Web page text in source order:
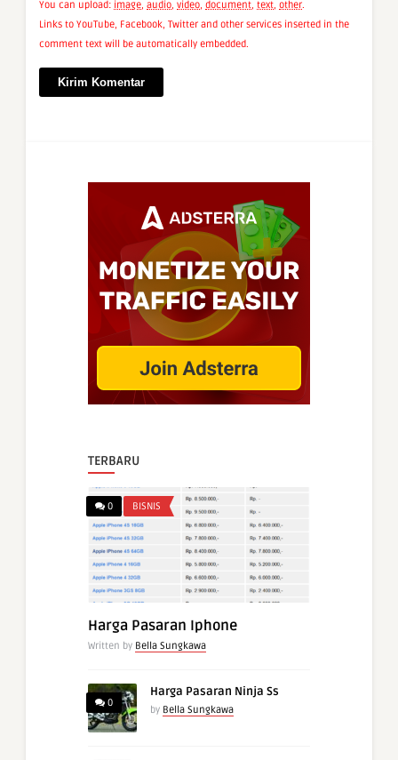
You can upload: image, audio, video, document, text, other.
Links to YouTube, Facebook, Twitter and other services inserted in the
comment text will be automatically embedded.
TERBARU
0 BISNIS
Harga Pasaran Iphone
Written by Bella Sungkawa
0
Harga Pasaran Ninja Ss
by Bella Sungkawa